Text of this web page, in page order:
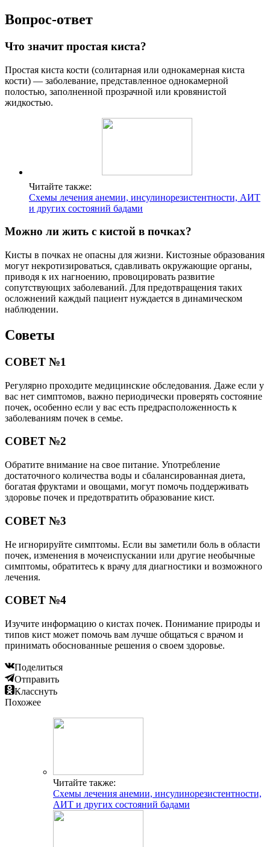
Вопрос-ответ
Что значит простая киста?
Простая киста кости (солитарная или однокамерная киста
кости) — заболевание, представленное однокамерной
полостью, заполненной прозрачной или кровянистой
жидкостью.
Читайте также:
Схемы лечения анемии, инсулинорезистентности, АИТ
и других состояний бадами
Можно ли жить с кистой в почках?
Кисты в почках не опасны для жизни. Кистозные образования
могут некротизироваться, сдавливать окружающие органы,
приводя к их нагноению, провоцировать развитие
сопутствующих заболеваний. Для предотвращения таких
осложнений каждый пациент нуждается в динамическом
наблюдении.
Советы
СОВЕТ №1
Регулярно проходите медицинские обследования. Даже если у
вас нет симптомов, важно периодически проверять состояние
почек, особенно если у вас есть предрасположенность к
заболеваниям почек в семье.
СОВЕТ №2
Обратите внимание на свое питание. Употребление
достаточного количества воды и сбалансированная диета,
богатая фруктами и овощами, могут помочь поддерживать
здоровье почек и предотвратить образование кист.
СОВЕТ №3
Не игнорируйте симптомы. Если вы заметили боль в области
почек, изменения в мочеиспускании или другие необычные
симптомы, обратитесь к врачу для диагностики и возможного
лечения.
СОВЕТ №4
Изучите информацию о кистах почек. Понимание природы и
типов кист может помочь вам лучше общаться с врачом и
принимать обоснованные решения о своем здоровье.
Поделиться
Отправить
Класснуть
Похожее
Читайте также:
Схемы лечения анемии, инсулинорезистентности,
АИТ и других состояний бадами